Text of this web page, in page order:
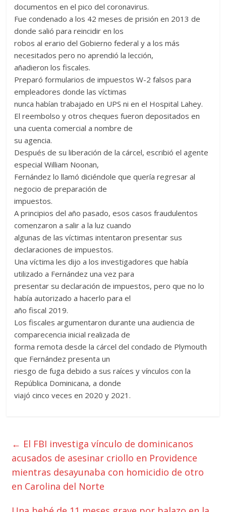
documentos en el pico del coronavirus.
Fue condenado a los 42 meses de prisión en 2013 de
donde salió para reincidir en los
robos al erario del Gobierno federal y a los más
necesitados pero no aprendió la lección,
añadieron los fiscales.
Preparó formularios de impuestos W-2 falsos para
empleadores donde las víctimas
nunca habían trabajado en UPS ni en el Hospital Lahey.
El reembolso y otros cheques fueron depositados en
una cuenta comercial a nombre de
su agencia.
Después de su liberación de la cárcel, escribió el agente
especial William Noonan,
Fernández lo llamó diciéndole que quería regresar al
negocio de preparación de
impuestos.
A principios del año pasado, esos casos fraudulentos
comenzaron a salir a la luz cuando
algunas de las víctimas intentaron presentar sus
declaraciones de impuestos.
Una víctima les dijo a los investigadores que había
utilizado a Fernández una vez para
presentar su declaración de impuestos, pero que no lo
había autorizado a hacerlo para el
año fiscal 2019.
Los fiscales argumentaron durante una audiencia de
comparecencia inicial realizada de
forma remota desde la cárcel del condado de Plymouth
que Fernández presenta un
riesgo de fuga debido a sus raíces y vínculos con la
República Dominicana, a donde
viajó cinco veces en 2020 y 2021.
← El FBI investiga vínculo de dominicanos
acusados de asesinar criollo en Providence
mientras desayunaba con homicidio de otro
en Carolina del Norte